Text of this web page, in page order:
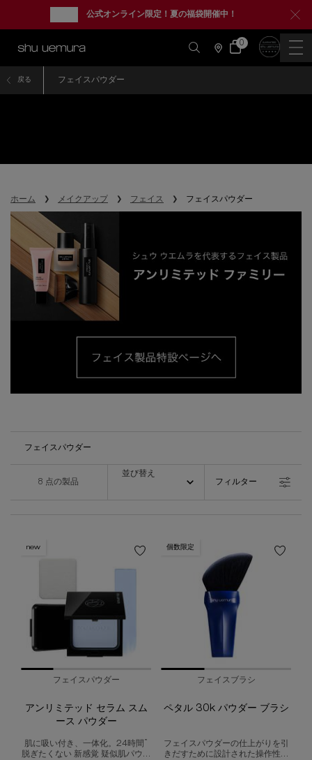
公式オンライン限定！夏の福袋開催中！
店
情
カ 0
0 カート内の製品
戻る フェイスパウダー
ホーム メイクアップ フェイス フェイスパウダー
フェイスパウダー
8 点の製品
並び替え
並び替え
フィルター
フィルターメニュー
new
フェイスパウダー
アンリミテッド セラム スム
ース パウダー
肌に吸い付き、一体化。24時間 *
脱ぎたくない 新感覚 疑似肌パウダ
個数限定
フェイスブラシ
ペタル 30k パウダー ブラシ
フェイスパウダーの仕上がりを引
きだすために設計された操作性抜